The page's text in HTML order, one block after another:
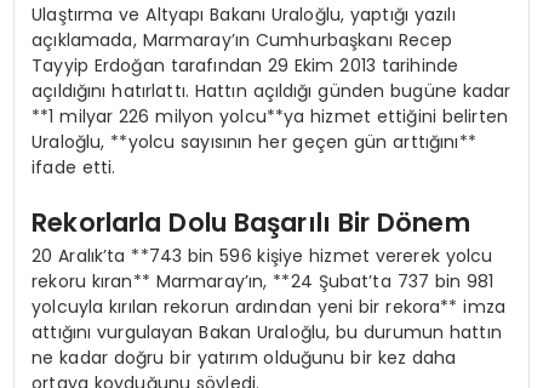
Ulaştırma ve Altyapı Bakanı Uraloğlu, yaptığı yazılı
açıklamada, Marmaray’ın Cumhurbaşkanı Recep
Tayyip Erdoğan tarafından 29 Ekim 2013 tarihinde
açıldığını hatırlattı. Hattın açıldığı günden bugüne kadar
**1 milyar 226 milyon yolcu**ya hizmet ettiğini belirten
Uraloğlu, **yolcu sayısının her geçen gün arttığını**
ifade etti.
Rekorlarla Dolu Başarılı Bir Dönem
20 Aralık’ta **743 bin 596 kişiye hizmet vererek yolcu
rekoru kıran** Marmaray’ın, **24 Şubat’ta 737 bin 981
yolcuyla kırılan rekorun ardından yeni bir rekora** imza
attığını vurgulayan Bakan Uraloğlu, bu durumun hattın
ne kadar doğru bir yatırım olduğunu bir kez daha
ortaya koyduğunu söyledi.